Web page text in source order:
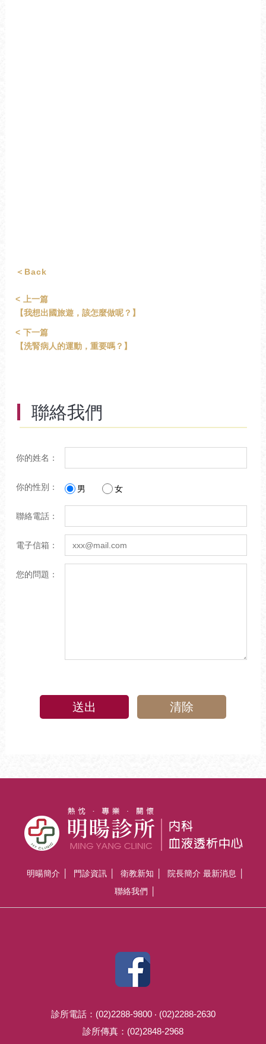
＜Back
上一篇
【我想出國旅遊，該怎麼做呢？】
下一篇
【洗腎病人的運動，重要嗎？】
聯絡我們
你的姓名：
你的性別： 男 女
聯絡電話：
電子信箱：
您的問題：
送出 清除
明暘簡介 門診資訊 衛教新知 院長簡介 最新消息
聯絡我們
診所電話：(02)2288-9800 ‧ (02)2288-2630
診所傳真：(02)2848-2968